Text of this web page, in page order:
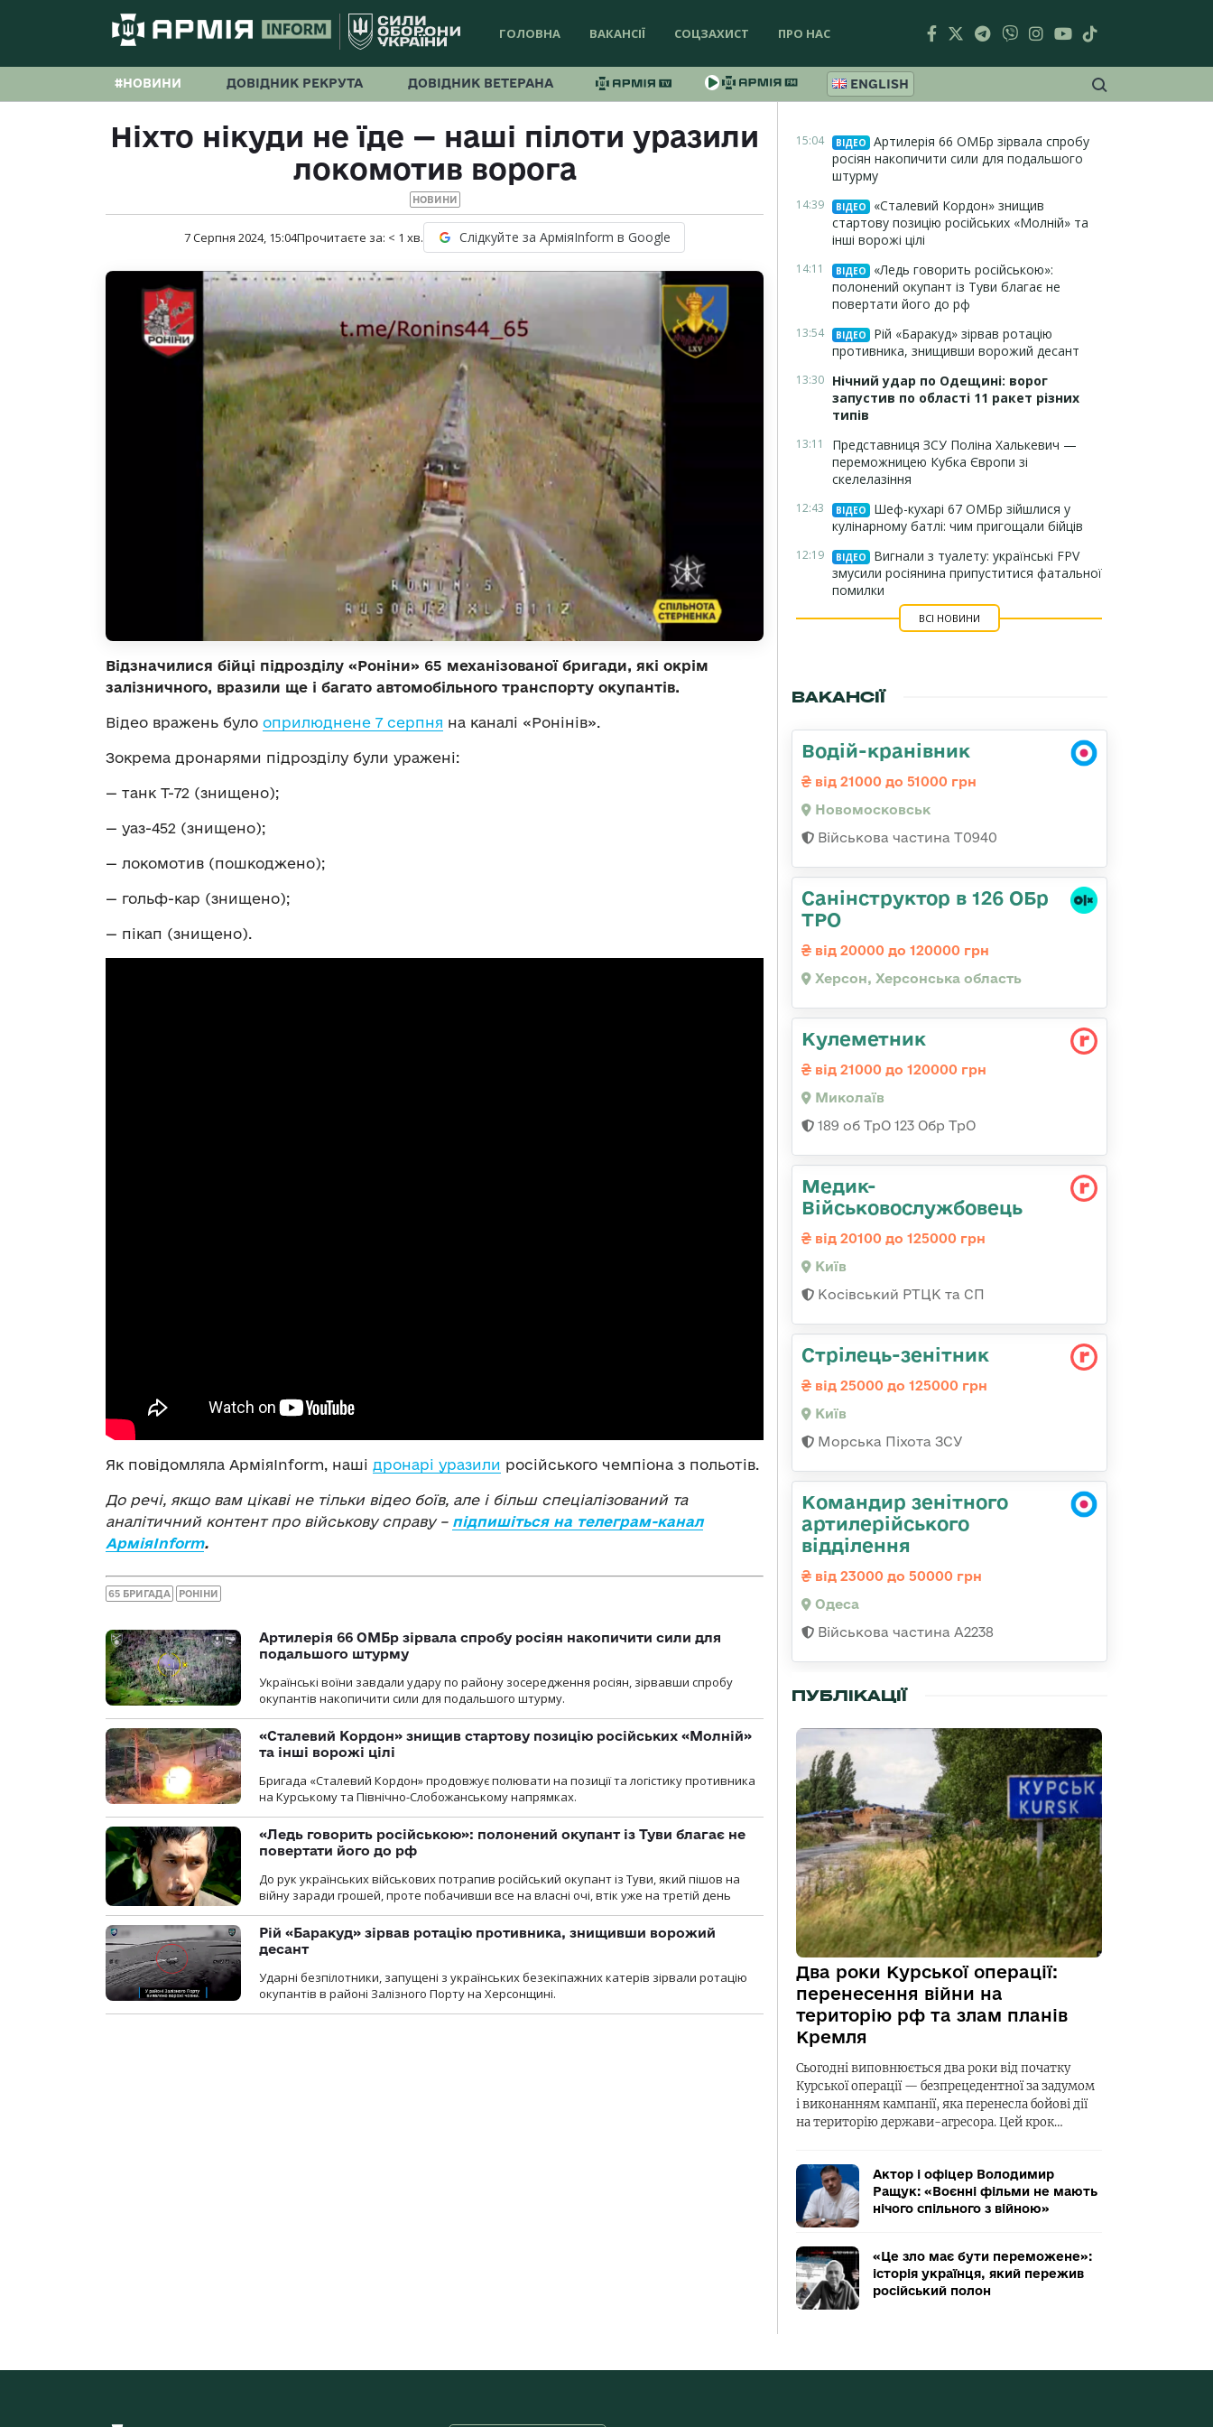
ГОЛОВНА ВАКАНСІЇ СОЦЗАХИСТ ПРО НАС
#НОВИНИ ДОВІДНИК РЕКРУТА ДОВІДНИК ВЕТЕРАНА ENGLISH
Ніхто нікуди не їде — наші пілоти уразили
локомотив ворога
НОВИНИ
7 Серпня 2024, 15:04Прочитаєте за: < 1 хв. Слідкуйте за АрміяInform в Google
Відзначилися бійці підрозділу «Роніни» 65 механізованої бригади, які окрім
залізничного, вразили ще і багато автомобільного транспорту окупантів.
Відео вражень було оприлюднене 7 серпня на каналі «Ронінів».
Зокрема дронарями підрозділу були уражені:
— танк Т-72 (знищено);
— уаз-452 (знищено);
— локомотив (пошкоджено);
— гольф-кар (знищено);
— пікап (знищено).
Як повідомляла АрміяInform, наші дронарі уразили російського чемпіона з польотів.
До речі, якщо вам цікаві не тільки відео боїв, але і більш спеціалізований та
аналітичний контент про військову справу – підпишіться на телеграм-канал
АрміяInform.
65 БРИГАДА РОНІНИ
Артилерія 66 ОМБр зірвала спробу росіян накопичити сили для
подальшого штурму
Українські воїни завдали удару по району зосередження росіян, зірвавши спробу
окупантів накопичити сили для подальшого штурму.
«Сталевий Кордон» знищив стартову позицію російських «Молній»
та інші ворожі цілі
Бригада «Сталевий Кордон» продовжує полювати на позиції та логістику противника
на Курському та Північно-Слобожанському напрямках.
«Ледь говорить російською»: полонений окупант із Туви благає не
повертати його до рф
До рук українських військових потрапив російський окупант із Туви, який пішов на
війну заради грошей, проте побачивши все на власні очі, втік уже на третій день
Рій «Баракуд» зірвав ротацію противника, знищивши ворожий
десант
Ударні безпілотники, запущені з українських безекіпажних катерів зірвали ротацію
окупантів в районі Залізного Порту на Херсонщині.
15:04 ВІДЕО
Артилерія 66 ОМБр зірвала спробу
росіян накопичити сили для подальшого
штурму
14:39 ВІДЕО
«Сталевий Кордон» знищив
стартову позицію російських «Молній» та
інші ворожі цілі
14:11 ВІДЕО
«Ледь говорить російською»:
полонений окупант із Туви благає не
повертати його до рф
13:54 ВІДЕО
Рій «Баракуд» зірвав ротацію
противника, знищивши ворожий десант
13:30 Нічний удар по Одещині: ворог
запустив по області 11 ракет різних
типів
13:11
Представниця ЗСУ Поліна Халькевич —
переможницею Кубка Європи зі
скелелазіння
12:43 ВІДЕО
Шеф-кухарі 67 ОМБр зійшлися у
кулінарному батлі: чим пригощали бійців
12:19 ВІДЕО
Вигнали з туалету: українські FPV
змусили росіянина припуститися фатальної
помилки
ВСІ НОВИНИ
ВАКАНСІЇ
Водій-кранівник
від 21000 до 51000 грн
Новомосковськ
Військова частина Т0940
Санінструктор в 126 ОБр
ТРО
від 20000 до 120000 грн
Херсон, Херсонська область
Кулеметник
від 21000 до 120000 грн
Миколаїв
189 об ТрО 123 Обр ТрО
Медик-
Військовослужбовець
від 20100 до 125000 грн
Київ
Косівський РТЦК та СП
Стpілець-зенітник
від 25000 до 125000 грн
Київ
Морська Піхота ЗСУ
Командир зенітного
артилерійського
відділення
від 23000 до 50000 грн
Одеса
Військова частина А2238
ПУБЛІКАЦІЇ
Два роки Курської операції:
перенесення війни на
територію рф та злам планів
Кремля
Сьогодні виповнюється два роки від початку
Курської операції — безпрецедентної за задумом
і виконанням кампанії, яка перенесла бойові дії
на територію держави-агресора. Цей крок…
Актор і офіцер Володимир
Ращук: «Воєнні фільми не мають
нічого спільного з війною»
«Це зло має бути переможене»:
історія українця, який пережив
російський полон